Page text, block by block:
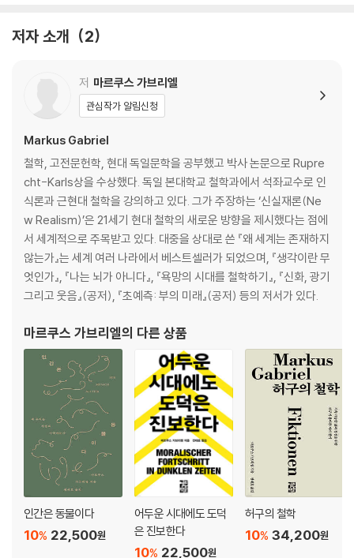
저자 소개 2
저 마르쿠스 가브리엘
관심작가 알림신청
Markus Gabriel
철학, 고전문헌학, 현대 독일문학을 공부했고 박사 논문으로 Rupre
cht-Karls상을 수상했다. 독일 본대학교 철학과에서 석좌교수로 인
식론과 근현대 철학을 강의하고 있다. 그가 주장하는 ‘신실재론(Ne
w Realism)’은 21세기 현대 철학의 새로운 방향을 제시했다는 점에
서 세계적으로 주목받고 있다. 대중을 상대로 쓴 『왜 세계는 존재하지
않는가』는 세계 여러 나라에서 베스트셀러가 되었으며, 『생각이란 무
엇인가』, 『나는 뇌가 아니다』, 『욕망의 시대를 철학하기』, 『신화, 광기
그리고 웃음』(공저), 『초예측: 부의 미래』(공저) 등의 저서가 있다.
마르쿠스 가브리엘의 다른 상품
인간은 동물이다
22,500원
10%
어두운 시대에도 도덕
은 진보한다
22,500원
10%
허구의 철학
34,200원
10%